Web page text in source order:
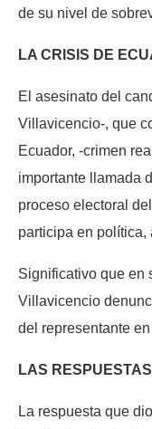
de su nivel de
LA CRISIS DE
El asesinato del
Villavicencio-, que
Ecuador, -crimen
importante llamada
proceso electoral
participa en política,
Significativo que en
Villavicencio
del representante
LAS
La respuesta que